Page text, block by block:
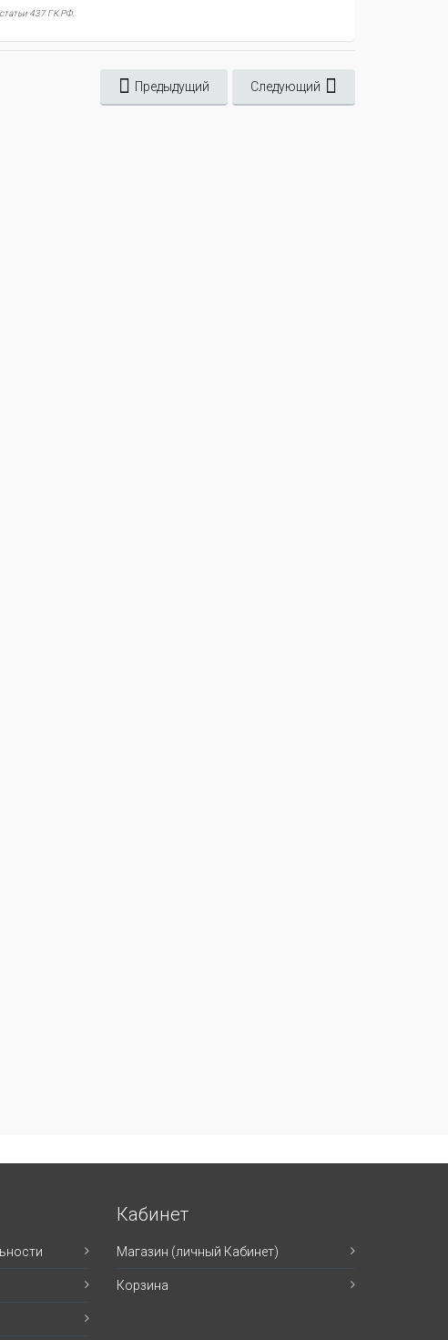
437 ГК РФ.
Предыдущий Следующий
Кабинет
Магазин (личный Кабинет)
Корзина